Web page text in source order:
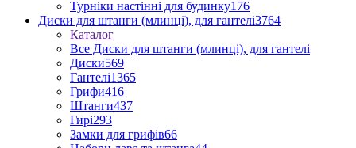
Турніки настінні для будинку176
Диски для штанги (млинці), для гантелі3764
Каталог
Все Диски для штанги (млинці), для гантелі
Диски569
Гантелі1365
Грифи416
Штанги437
Гирі293
Замки для грифів66